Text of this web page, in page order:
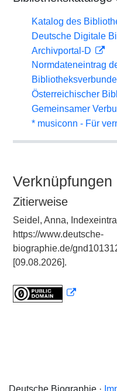
Katalog des
Deutsche Digitale
Archivportal-D
Normdateneintrag
Österreichischer
Gemeinsamer
* musiconn - Für
Verknüpfungen
Zitierweise
Seidel, Anna,
https://www.deutsche-
biographie.de/
[09.08.2026].
Deutsche Biographie ·